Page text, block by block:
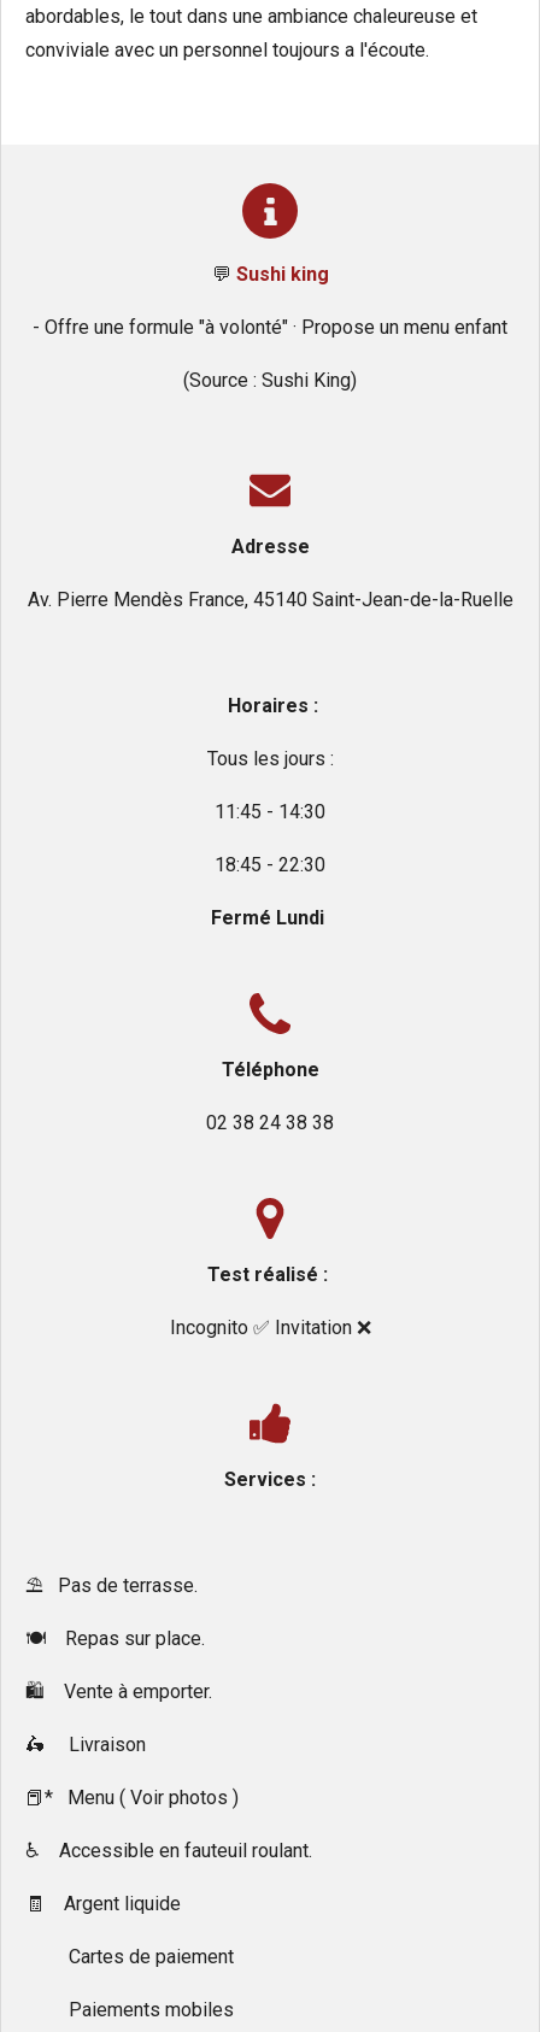
abordables, le tout dans une ambiance chaleureuse et
conviviale avec un personnel toujours a l'écoute.
💬 Sushi king
- Offre une formule "à volonté" · Propose un menu enfant
(Source : Sushi King)
Adresse
Av. Pierre Mendès France, 45140 Saint-Jean-de-la-Ruelle
Horaires :
Tous les jours :
11:45 - 14:30
18:45 - 22:30
Fermé Lundi
Téléphone
02 38 24 38 38
Test réalisé :
Incognito ✅️ Invitation ❌️
Services :
⛱️ Pas de terrasse.
🍽 Repas sur place.
🛍 Vente à emporter.
🛵 Livraison
📕* Menu ( Voir photos )
♿ Accessible en fauteuil roulant.
🧾 Argent liquide
Cartes de paiement
Paiements mobiles